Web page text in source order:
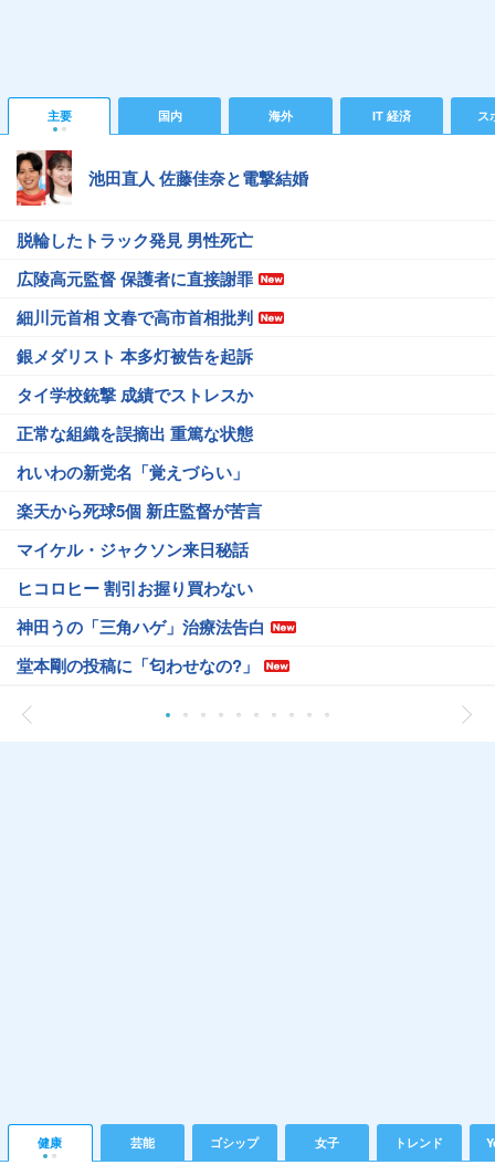
主要 国内 海外 IT 経済 ス
池田直人 佐藤佳奈と電撃結婚
脱輪したトラック発見 男性死亡
広陵高元監督 保護者に直接謝罪
細川元首相 文春で高市首相批判
銀メダリスト 本多灯被告を起訴
タイ学校銃撃 成績でストレスか
正常な組織を誤摘出 重篤な状態
れいわの新党名「覚えづらい」
楽天から死球5個 新庄監督が苦言
マイケル・ジャクソン来日秘話
ヒコロヒー 割引お握り買わない
神田うの「三角ハゲ」治療法告白
堂本剛の投稿に「匂わせなの?」
健康 芸能 ゴシップ 女子 トレンド